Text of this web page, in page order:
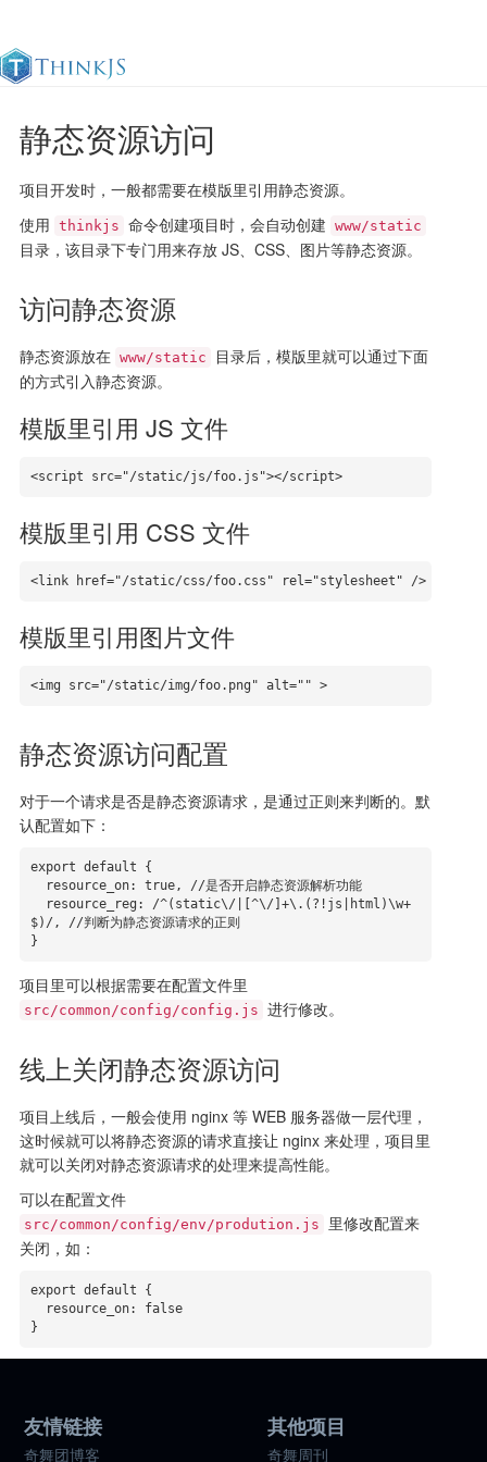
官方文档 更新日志
静态资源访问
项目开发时，一般都需要在模版里引用静态资源。
使用 thinkjs 命令创建项目时，会自动创建 www/static
目录，该目录下专门用来存放 JS、CSS、图片等静态资源。
访问静态资源
静态资源放在 www/static
目录后，模版里就可以通过下面
的方式引入静态资源。
模版里引用 JS 文件
<script src="/static/js/foo.js"></script>
模版里引用 CSS 文件
<link href="/static/css/foo.css" rel="stylesheet" />
模版里引用图片文件
<img src="/static/img/foo.png" alt="" >
静态资源访问配置
对于一个请求是否是静态资源请求，是通过正则来判断的。默
认配置如下：
export default {
$)/, //判断为静态资源请求的正则
}
项目里可以根据需要在配置文件里
src/common/config/config.js 进行修改。
线上关闭静态资源访问
项目上线后，一般会使用 nginx 等 WEB 服务器做一层代理，
这时候就可以将静态资源的请求直接让 nginx 来处理，项目里
就可以关闭对静态资源请求的处理来提高性能。
可以在配置文件
src/common/config/env/prodution.js
里修改配置来
关闭，如：
export default {
}
友情链接
奇舞团博客
其他项目
奇舞周刊